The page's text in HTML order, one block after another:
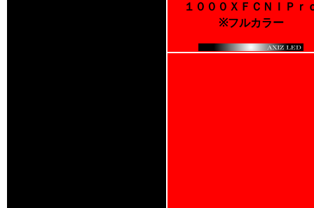
１０００ＸＦＣＮＩＰｒ
※フルカラー